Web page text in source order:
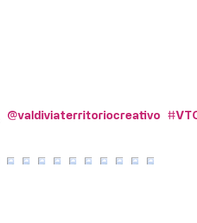
@valdiviaterritoriocreativo